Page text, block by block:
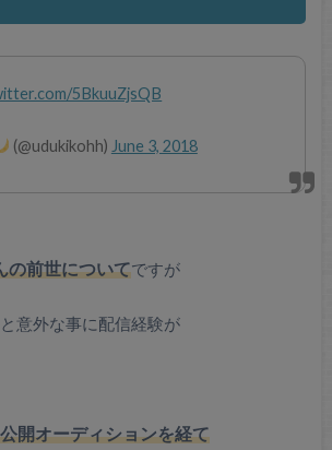
5BkuuZjsQB
(@udukikohh) June 3, 2018
の前世についてですが
意外な事に配信経験が
公開オーディションを経て